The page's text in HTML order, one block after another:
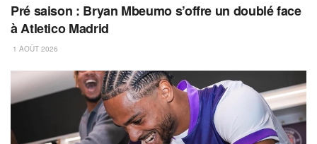
Pré saison : Bryan Mbeumo s’offre un doublé face
à Atletico Madrid
1 AOÛT 2026